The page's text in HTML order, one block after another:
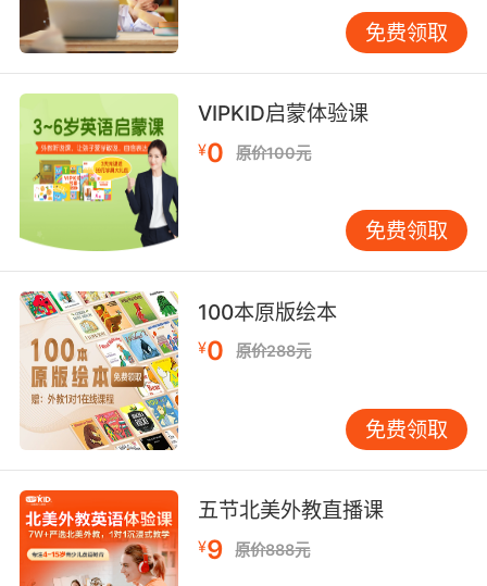
但那个我们是直接用推土机推平了
bulldozing crap.
我受不了她那副颐指气使 强人所难的做派了
10. Or you found it in a bombedout building
about to be bulldozed.
或者是你在被炸为废墟 将被夷为平地的大楼里找
到的
免费领取
VIPKID启蒙体验课
¥0 原价100元
免费领取
100本原版绘本
¥0 原价288元
免费领取
五节北美外教直播课
¥9 原价888元